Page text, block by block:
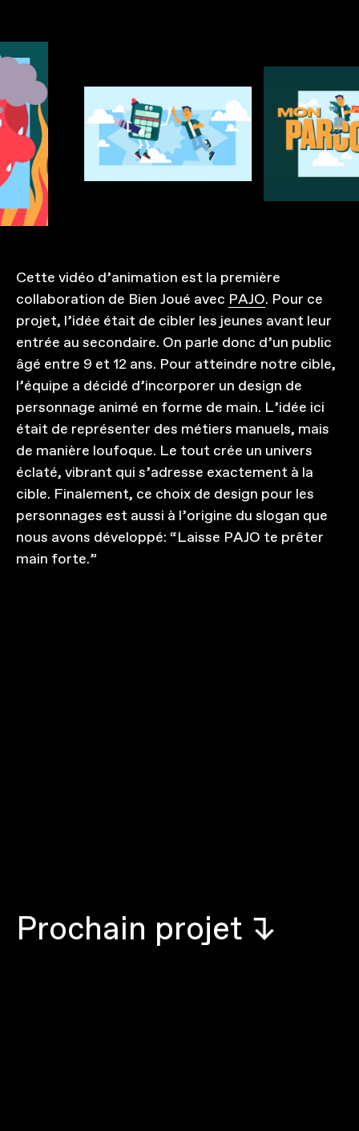
Cette vidéo d’animation est la première
collaboration de Bien Joué avec PAJO. Pour ce
projet, l’idée était de cibler les jeunes avant leur
entrée au secondaire. On parle donc d’un public
âgé entre 9 et 12 ans. Pour atteindre notre cible,
l’équipe a décidé d’incorporer un design de
personnage animé en forme de main. L’idée ici
était de représenter des métiers manuels, mais
de manière loufoque. Le tout crée un univers
éclaté, vibrant qui s’adresse exactement à la
cible. Finalement, ce choix de design pour les
personnages est aussi à l’origine du slogan que
nous avons développé: “Laisse PAJO te prêter
main forte.”
Prochain projet ↱